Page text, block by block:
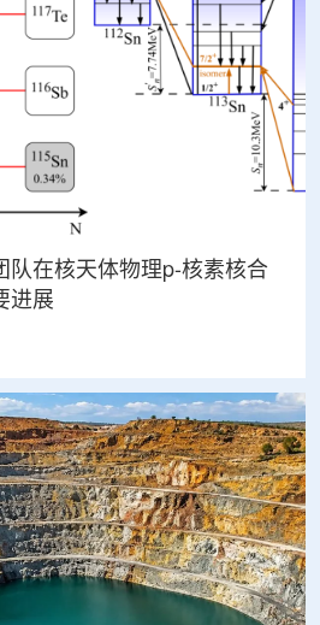
队在核天体物理p-核素核合
进展